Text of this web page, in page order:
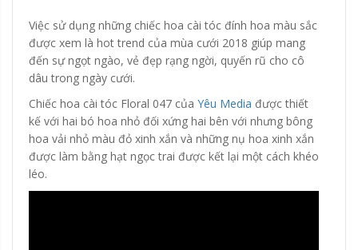
Việc sử dụng những chiếc hoa cài tóc đính hoa màu sắc
được xem là hot trend của mùa cưới 2018 giúp mang
đến sự ngọt ngào, vẻ đẹp rạng ngời, quyến rũ cho cô
dâu trong ngày cưới.
Chiếc hoa cài tóc Floral 047 của Yêu Media được thiết
kế với hai bó hoa nhỏ đối xứng hai bên với nhưng bông
hoa vải nhỏ màu đỏ xinh xắn và những nụ hoa xinh xắn
được làm bằng hạt ngọc trai được kết lại một cách khéo
léo.